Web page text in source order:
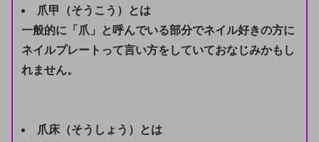
爪甲（そうこう）とは
一般的に「爪」と呼んでいる部分でネイル好きの方に
ネイルプレートって言い方をしていておなじみかもし
れません。
爪床（そうしょう）とは